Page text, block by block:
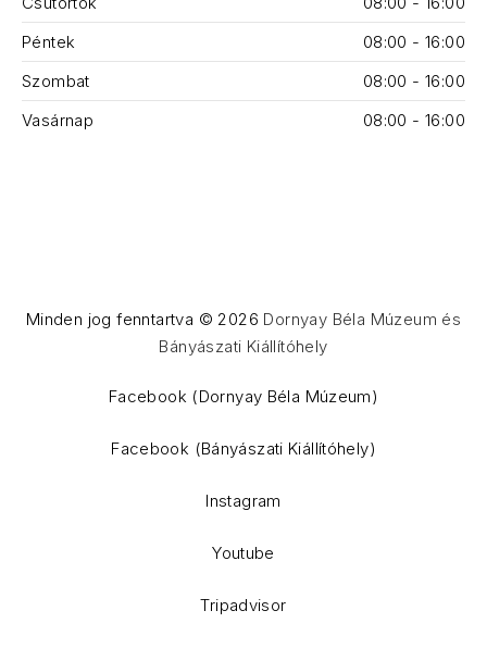
Péntek
08:00 - 16:00
Szombat
08:00 - 16:00
Vasárnap
08:00 - 16:00
Minden jog fenntartva © 2026 Dornyay Béla Múzeum és
Bányászati Kiállítóhely
Facebook (Dornyay Béla Múzeum)
Facebook (Bányászati Kiállítóhely)
Instagram
Youtube
Tripadvisor